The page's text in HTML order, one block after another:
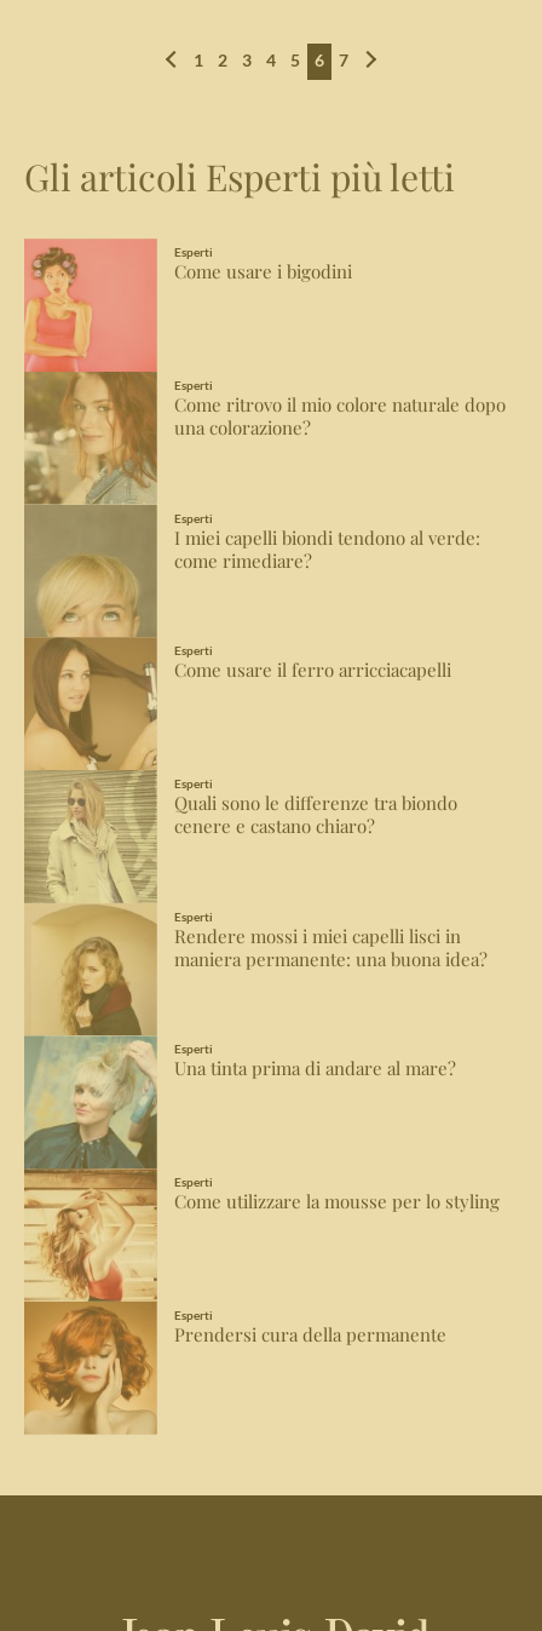
1 2 3 4 5 6 7
Gli articoli Esperti più letti
Esperti
Come usare i bigodini
Esperti
Come ritrovo il mio colore naturale dopo
una colorazione?
Esperti
I miei capelli biondi tendono al verde:
come rimediare?
Esperti
Come usare il ferro arricciacapelli
Esperti
Quali sono le differenze tra biondo
cenere e castano chiaro?
Esperti
Rendere mossi i miei capelli lisci in
maniera permanente: una buona idea?
Esperti
Una tinta prima di andare al mare?
Esperti
Come utilizzare la mousse per lo styling
Esperti
Prendersi cura della permanente